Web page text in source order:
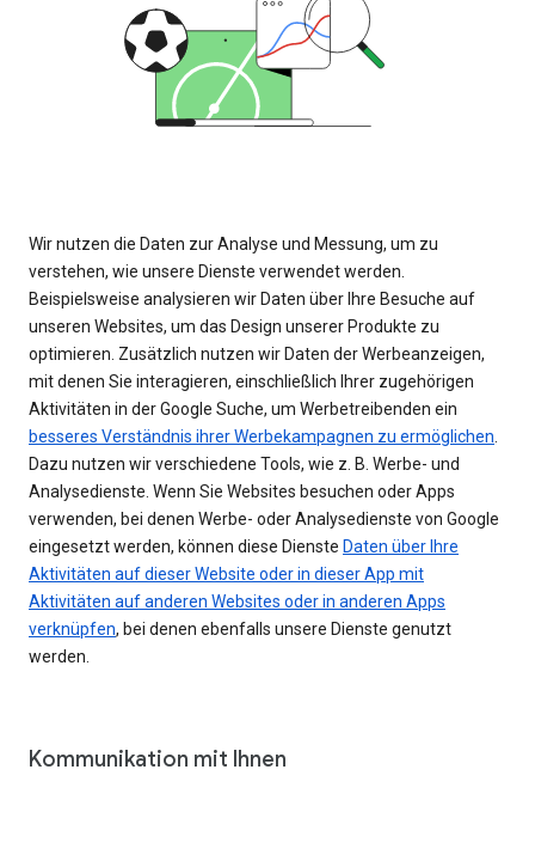
Wir nutzen die Daten zur Analyse und Messung, um zu
verstehen, wie unsere Dienste verwendet werden.
Beispielsweise analysieren wir Daten über Ihre Besuche auf
unseren Websites, um das Design unserer Produkte zu
optimieren. Zusätzlich nutzen wir Daten der Werbeanzeigen,
mit denen Sie interagieren, einschließlich Ihrer zugehörigen
Aktivitäten in der Google Suche, um Werbetreibenden ein
besseres Verständnis ihrer Werbekampagnen zu ermöglichen.
Dazu nutzen wir verschiedene Tools, wie z. B. Werbe- und
Analysedienste. Wenn Sie Websites besuchen oder Apps
verwenden, bei denen Werbe- oder Analysedienste von Google
eingesetzt werden, können diese Dienste Daten über Ihre
Aktivitäten auf dieser Website oder in dieser App mit
Aktivitäten auf anderen Websites oder in anderen Apps
verknüpfen, bei denen ebenfalls unsere Dienste genutzt
werden.
Kommunikation mit Ihnen